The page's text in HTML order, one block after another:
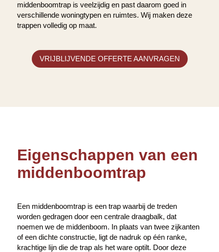
middenboomtrap is veelzijdig en past daarom goed in
verschillende woningtypen en ruimtes. Wij maken deze
trappen volledig op maat.
VRIJBLIJVENDE OFFERTE AANVRAGEN
Eigenschappen van een
middenboomtrap
Een middenboomtrap is een trap waarbij de treden
worden gedragen door een centrale draagbalk, dat
noemen we de middenboom. In plaats van twee zijkanten
of een dichte constructie, ligt de nadruk op één ranke,
krachtige lijn die de trap als het ware optilt. Door deze